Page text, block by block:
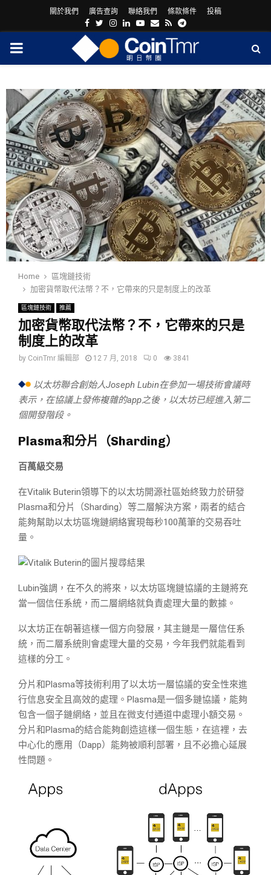
關於我們 廣告查詢 聯絡我們 條款條件 投稿
Facebook
Twitter
Instagram
LinkedinYoutube
Email
RssTelegram
PRIMARY
Home
區塊鏈技術
加密貨幣取代法幣？不，它帶來的只是制度上的改革
區塊鏈技術 推薦
加密貨幣取代法幣？不，它帶來的只是
制度上的改革
by CoinTmr 編輯部 12 7 月, 2018 0 3841
以太坊聯合創始人Joseph Lubin在參加一場技術會議時
表示，在協議上發佈複雜的app之後，以太坊已經進入第二
個開發階段。
Plasma和分片（Sharding）
百萬級交易
在Vitalik Buterin領導下的以太坊開源社區始終致力於研發
Plasma和分片（Sharding）等二層解決方案，兩者的結合
能夠幫助以太坊區塊鏈網絡實現每秒100萬筆的交易吞吐
量。
Lubin強調，在不久的將來，以太坊區塊鏈協議的主鏈將充
當一個信任系統，而二層網絡就負責處理大量的數據。
以太坊正在朝著這樣一個方向發展，其主鏈是一層信任系
統，而二層系統則會處理大量的交易，今年我們就能看到
這樣的分工。
分片和Plasma等技術利用了以太坊一層協議的安全性來進
行信息安全且高效的處理。Plasma是一個多鏈協議，能夠
包含一個子鏈網絡，並且在微支付通道中處理小額交易。
分片和Plasma的結合能夠創造這樣一個生態，在這裡，去
中心化的應用（Dapp）能夠被順利部署，且不必擔心延展
性問題。